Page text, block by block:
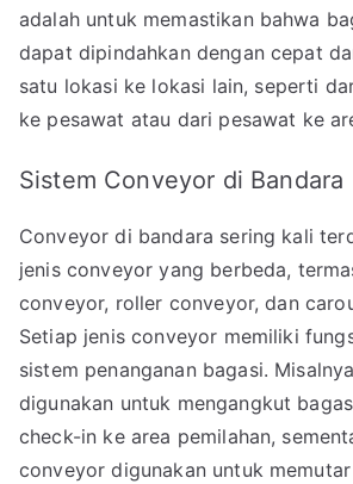
adalah untuk memastikan bahwa
dapat dipindahkan dengan cepat
satu lokasi ke lokasi lain, seperti
ke pesawat atau dari pesawat ke
Sistem Conveyor di Bandara
Conveyor di bandara sering kali
jenis conveyor yang berbeda,
conveyor, roller conveyor, dan
Setiap jenis conveyor memiliki
sistem penanganan bagasi.
digunakan untuk mengangkut
check-in ke area pemilahan,
conveyor digunakan untuk